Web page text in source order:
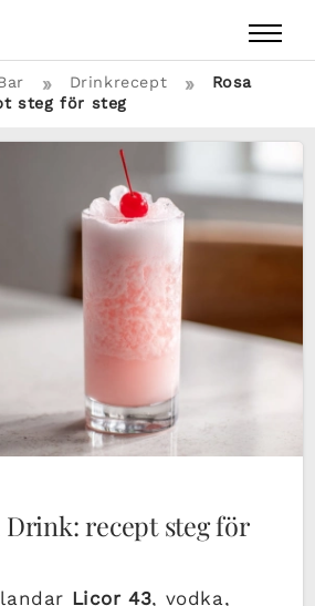
» Drinkrecept »
Rosa
steg för steg
Drink: recept steg för
Licor 43, vodka,